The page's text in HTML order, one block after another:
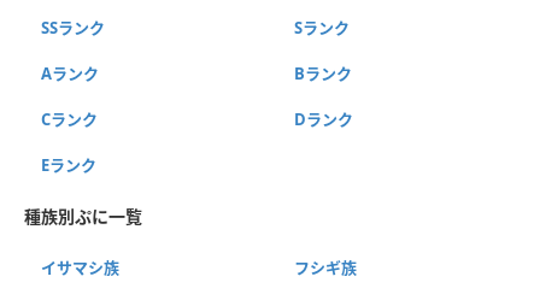
SSランク Sランク
Aランク Bランク
Cランク Dランク
Eランク
種族別ぷに一覧
イサマシ族 フシギ族